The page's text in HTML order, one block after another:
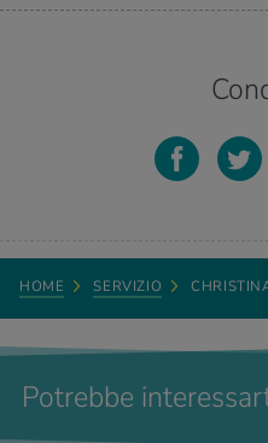
HOME SERVIZIO
Potrebbe